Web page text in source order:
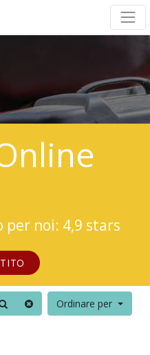
noi: 4,9 stars
Ordinare per